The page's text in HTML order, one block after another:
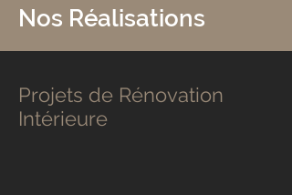
Nos Réalisations
Projets de Rénovation
Intérieure